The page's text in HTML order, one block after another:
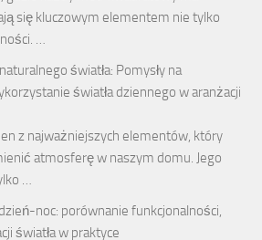
się kluczowym elementem nie tylko
…
światła: Pomysły na
światła dziennego w aranżacji
z najważniejszych elementów, który
atmosferę w naszym domu. Jego
…
noc: porównanie funkcjonalności,
światła w praktyce